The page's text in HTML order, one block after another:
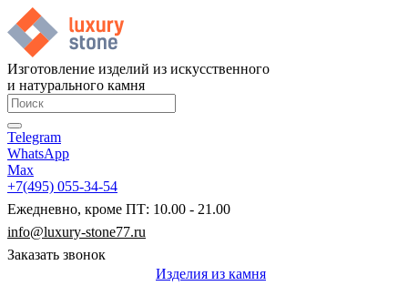
Изготовление изделий из искусственного
и натурального камня
Telegram
WhatsApp
Max
+7(495) 055-34-54
Ежедневно, кроме ПТ: 10.00 - 21.00
info@luxury-stone77.ru
Заказать звонок
Изделия из камня